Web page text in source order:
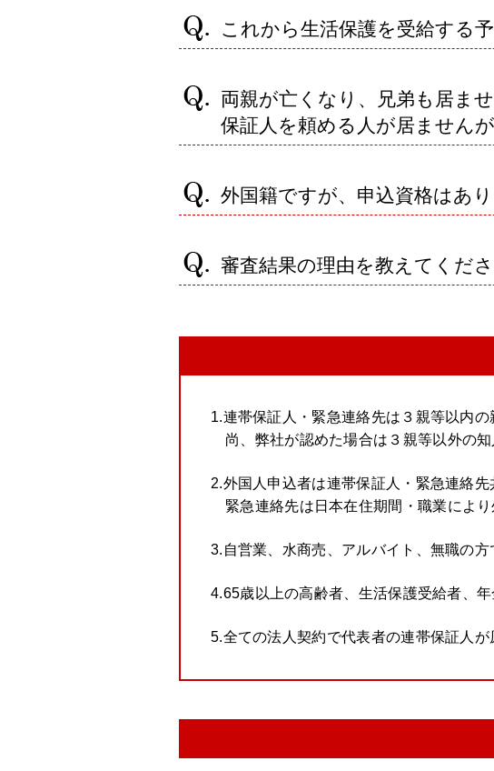
これから生活保護を受給する
両親が亡くなり、兄弟も居ませ
保証人を頼める人が居ません
外国籍ですが、申込資格はあ
審査結果の理由を教えてくださ
1.連帯保証人・緊急連絡先は３親等以内の
尚、弊社が認めた場合は３親等以外の
2.外国人申込者は連帯保証人・緊急連絡
緊急連絡先は日本在住期間・職業によ
3.自営業、水商売、アルバイト、無職の
4.65歳以上の高齢者、生活保護受給者、
5.全ての法人契約で代表者の連帯保証人が